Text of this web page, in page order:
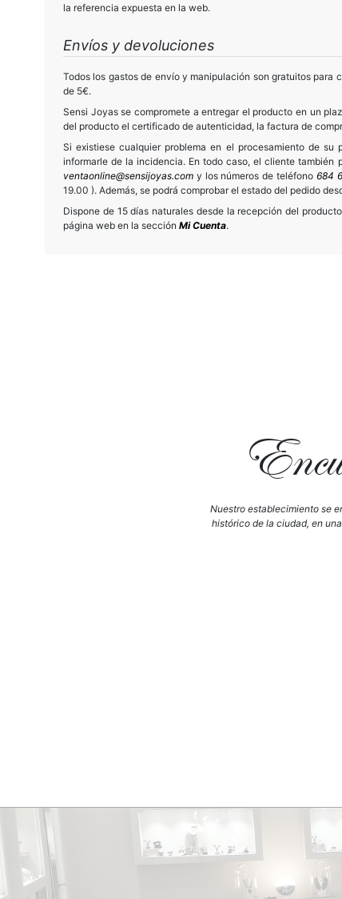
la referencia expuesta en la web.
Envíos y devoluciones
Todos los gastos de envío y manipulación son gratuitos
de 5€.
Sensi Joyas se compromete a entregar el producto en un
del producto el certificado de autenticidad, la factura de
Si existiese cualquier problema en el procesamiento de
informarle de la incidencia. En todo caso, el cliente
ventaonline@sensijoyas.com y los números de teléfono 684
19.00 ). Además, se podrá comprobar el estado del pedido
Dispone de 15 días naturales desde la recepción del
página web en la sección Mi Cuenta.
Nuestro establecimiento se
histórico de la ciudad, en